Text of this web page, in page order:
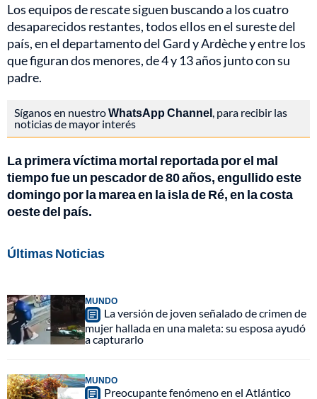
Los equipos de rescate siguen buscando a los cuatro
desaparecidos restantes, todos ellos en el sureste del
país, en el departamento del Gard y Ardèche y entre los
que figuran dos menores, de 4 y 13 años junto con su
padre.
Síganos en nuestroWhatsApp Channel , para recibir las
noticias de mayor interés
La primera víctima mortal reportada por el mal
tiempo fue un pescador de 80 años, engullido este
domingo por la marea en la isla de Ré, en la costa
oeste del país.
Últimas Noticias
MUNDO
La versión de joven señalado de crimen de
mujer hallada en una maleta: su esposa ayudó
a capturarlo
MUNDO
Preocupante fenómeno en el Atlántico